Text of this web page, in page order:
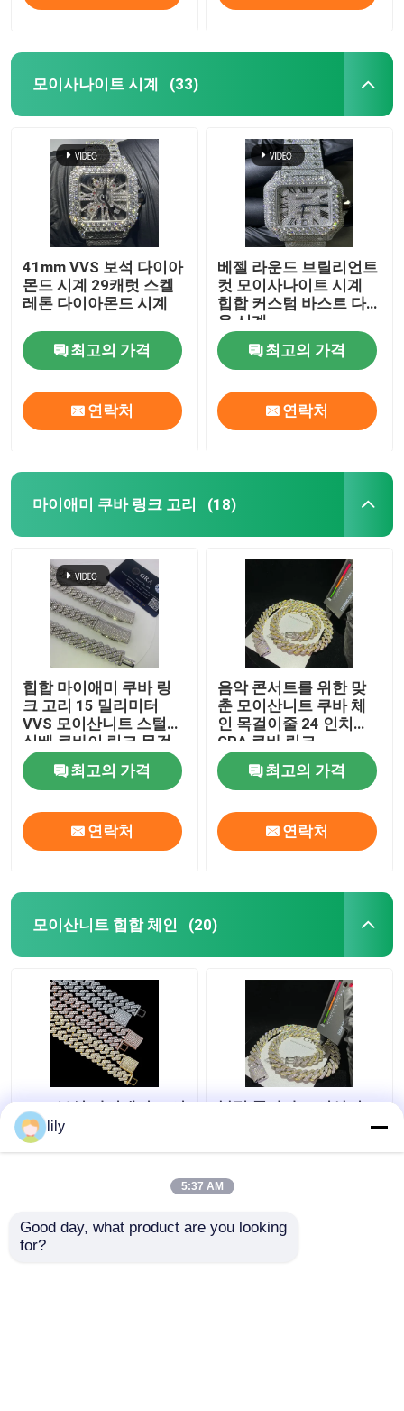
모이사나이트 시계 (33)
41mm VVS 보석 다이아
몬드 시계 29캐럿 스켈
레톤 다이아몬드 시계
최고의 가격
연락처
베젤 라운드 브릴리언트
컷 모이사나이트 시계
힙합 커스텀 바스트 다
운 시계
최고의 가격
연락처
마이애미 쿠바 링크 고리 (18)
힙합 마이애미 쿠바 링
크 고리 15 밀리미터
VVS 모이산니트 스털링
실베 쿠바이 링크 목걸
이줄
최고의 가격
연락처
음악 콘서트를 위한 맞
춘 모이산니트 쿠바 체
인 목걸이줄 24 인치
GRA 쿠바 링크
최고의 가격
연락처
모이산니트 힙합 체인 (20)
GRA 보석 마이애미 모이
산니트 힙합 사슬은 다
이아몬드 테스트 모이산
블링 콜라나 모이산니트
는 체인 18k 바깥쪽에 사
니다
lily
5:37 AM
Good day, what product are you looking
for?